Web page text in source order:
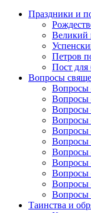
Праздники и
Великий
Петров
Пост
Вопросы
Вопросы
Вопросы
Вопросы
Вопросы
Вопросы
Вопросы
Вопросы
Вопросы
Вопросы
Вопросы
Вопросы
Таинства и